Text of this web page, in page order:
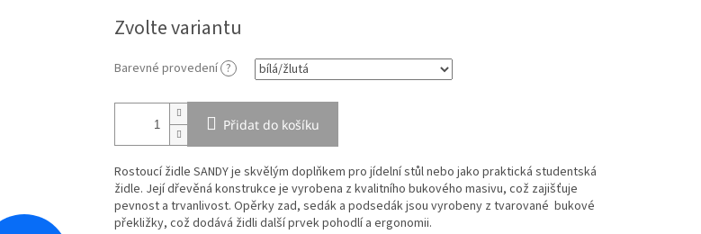
cena:
Zvolte variantu
Barevné provedení ?
Přidat do košíku
Rostoucí židle SANDY je skvělým doplňkem pro jídelní stůl nebo jako praktická studentská
židle. Její dřevěná konstrukce je vyrobena z kvalitního bukového masivu, což zajišťuje
pevnost a trvanlivost. Opěrky zad, sedák a podsedák jsou vyrobeny z tvarované bukové
překližky, což dodává židli další prvek pohodlí a ergonomii.